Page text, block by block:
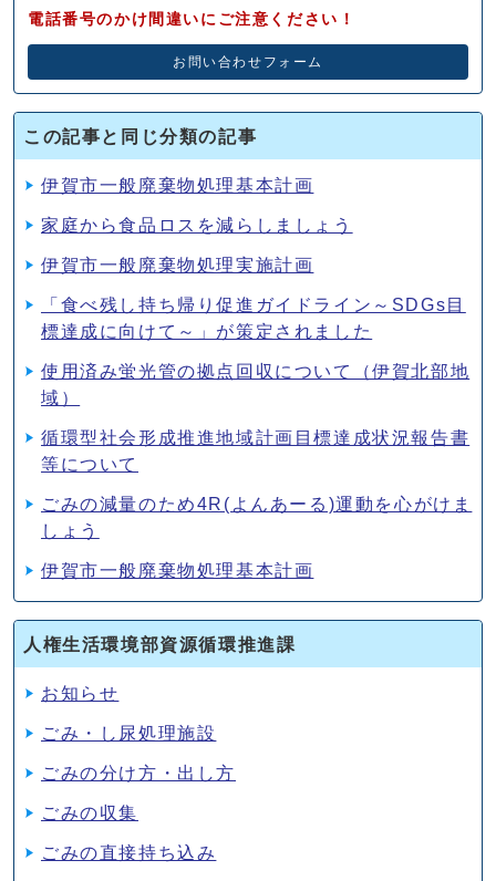
電話番号のかけ間違いにご注意ください！
お問い合わせフォーム
この記事と同じ分類の記事
伊賀市一般廃棄物処理基本計画
家庭から食品ロスを減らしましょう
伊賀市一般廃棄物処理実施計画
「食べ残し持ち帰り促進ガイドライン～SDGs目
標達成に向けて～」が策定されました
使用済み蛍光管の拠点回収について（伊賀北部地
域）
循環型社会形成推進地域計画目標達成状況報告書
等について
ごみの減量のため4R(よんあーる)運動を心がけま
しょう
伊賀市一般廃棄物処理基本計画
人権生活環境部資源循環推進課
お知らせ
ごみ・し尿処理施設
ごみの分け方・出し方
ごみの収集
ごみの直接持ち込み